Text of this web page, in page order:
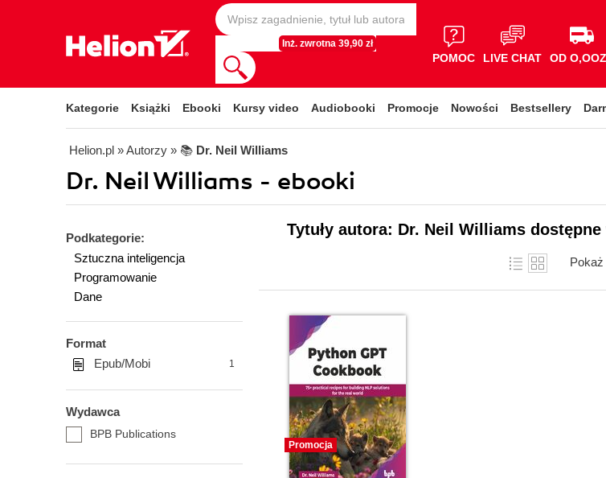
Inż. zwrotna 39,90 zł
POMOC LIVE CHAT OD
Kategorie Książki Ebooki Kursy video Audiobooki Promocje Nowości Bestsellery
Helion.pl » Autorzy » 📚 Dr. Neil Williams
Dr. Neil Williams - ebooki
Podkategorie:
Sztuczna inteligencja
Programowanie
Dane
Format
Epub/Mobi
1
Wydawca
BPB Publications
Tytuły autora: Dr. Neil Williams
Promocja